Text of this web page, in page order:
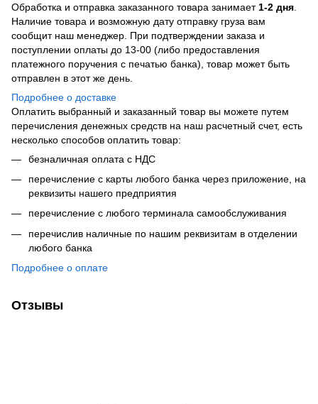
Обработка и отправка заказанного товара занимает 1-2 дня
Наличие товара и возможную дату отправку груза вам
сообщит наш менеджер. При подтверждении заказа и
поступлении оплаты до 13-00 (либо предоставления
платежного поручения с печатью банка), товар может быть
отправлен в этот же день.
Подробнее о доставке
Оплатить выбранный и заказанный товар вы можете путем
перечисления денежных средств на наш расчетный счет, есть
несколько способов оплатить товар:
безналичная оплата с НДС
перечисление с карты любого банка через приложение, на
реквизиты нашего предприятия
перечисление с любого терминала самообслуживания
перечислив наличные по нашим реквизитам в отделении
любого банка
Подробнее о оплате
Отзывы